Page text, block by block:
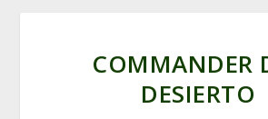
COMMANDER
DESIERTO